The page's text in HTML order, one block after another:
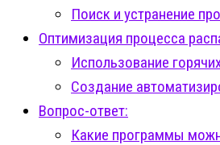
Поиск и устранение
Оптимизация процесса
Использование
Создание
Вопрос-ответ:
Какие программы